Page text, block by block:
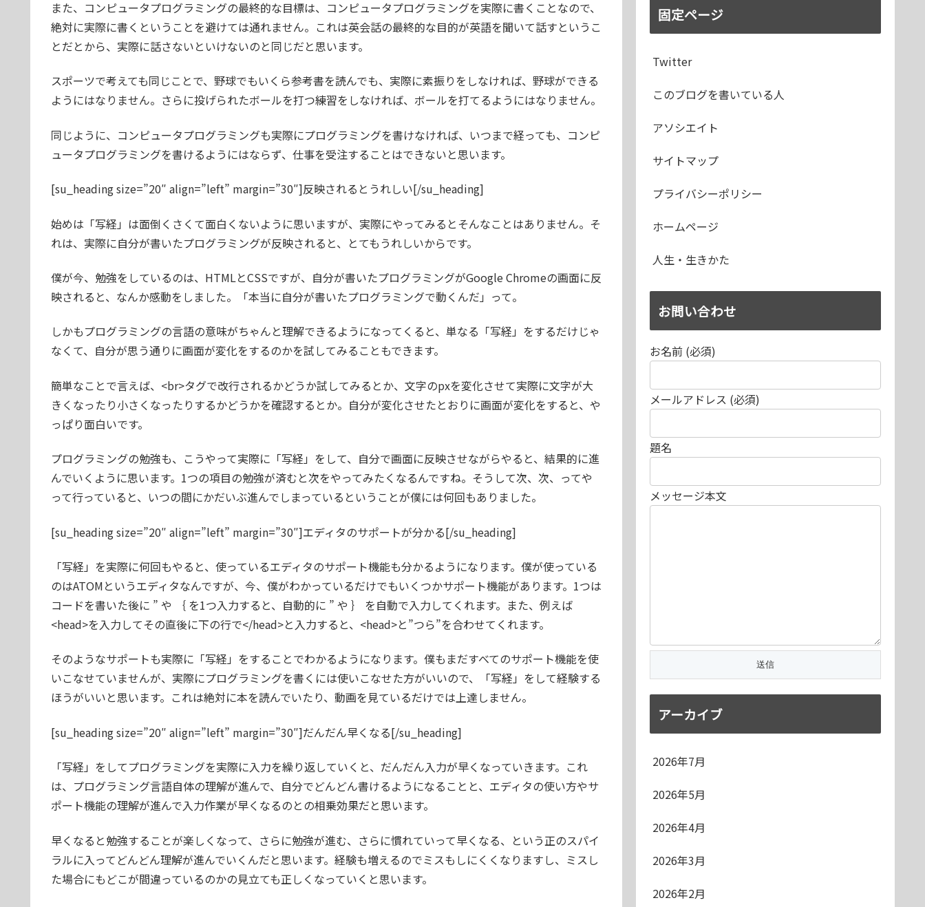
また、コンピュータプログラミングの最終的な目標は、コンピュータプログラミングを実際に書くことなので、
絶対に実際に書くということを避けては通れません。これは英会話の最終的な目的が英語を聞いて話すというこ
とだとから、実際に話さないといけないのと同じだと思います。
スポーツで考えても同じことで、野球でもいくら参考書を読んでも、実際に素振りをしなければ、野球ができる
ようにはなりません。さらに投げられたボールを打つ練習をしなければ、ボールを打てるようにはなりません。
同じように、コンピュータプログラミングも実際にプログラミングを書けなければ、いつまで経っても、コンピ
ュータプログラミングを書けるようにはならず、仕事を受注することはできないと思います。
[su_heading size=”20″ align=”left” margin=”30″]反映されるとうれしい[/su_heading]
始めは「写経」は面倒くさくて面白くないように思いますが、実際にやってみるとそんなことはありません。そ
れは、実際に自分が書いたプログラミングが反映されると、とてもうれしいからです。
僕が今、勉強をしているのは、HTMLとCSSですが、自分が書いたプログラミングがGoogle Chromeの画面に反
映されると、なんか感動をしました。「本当に自分が書いたプログラミングで動くんだ」って。
しかもプログラミングの言語の意味がちゃんと理解できるようになってくると、単なる「写経」をするだけじゃ
なくて、自分が思う通りに画面が変化をするのかを試してみることもできます。
簡単なことで言えば、<br>タグで改行されるかどうか試してみるとか、文字のpxを変化させて実際に文字が大
きくなったり小さくなったりするかどうかを確認するとか。自分が変化させたとおりに画面が変化をすると、や
っぱり面白いです。
プログラミングの勉強も、こうやって実際に「写経」をして、自分で画面に反映させながらやると、結果的に進
んでいくように思います。1つの項目の勉強が済むと次をやってみたくなるんですね。そうして次、次、ってや
って行っていると、いつの間にかだいぶ進んでしまっているということが僕には何回もありました。
[su_heading size=”20″ align=”left” margin=”30″]エディタのサポートが分かる[/su_heading]
「写経」を実際に何回もやると、使っているエディタのサポート機能も分かるようになります。僕が使っている
のはATOMというエディタなんですが、今、僕がわかっているだけでもいくつかサポート機能があります。1つは
コードを書いた後に ” や ｛ を1つ入力すると、自動的に ” や ｝ を自動で入力してくれます。また、例えば
<head>を入力してその直後に下の行で</head>と入力すると、<head>と”つら”を合わせてくれます。
そのようなサポートも実際に「写経」をすることでわかるようになります。僕もまだすべてのサポート機能を使
いこなせていませんが、実際にプログラミングを書くには使いこなせた方がいいので、「写経」をして経験する
ほうがいいと思います。これは絶対に本を読んでいたり、動画を見ているだけでは上達しません。
[su_heading size=”20″ align=”left” margin=”30″]だんだん早くなる[/su_heading]
「写経」をしてプログラミングを実際に入力を繰り返していくと、だんだん入力が早くなっていきます。これ
は、プログラミング言語自体の理解が進んで、自分でどんどん書けるようになることと、エディタの使い方やサ
ポート機能の理解が進んで入力作業が早くなるのとの相乗効果だと思います。
早くなると勉強することが楽しくなって、さらに勉強が進む、さらに慣れていって早くなる、という正のスパイ
ラルに入ってどんどん理解が進んでいくんだと思います。経験も増えるのでミスもしにくくなりますし、ミスし
た場合にもどこが間違っているのかの見立ても正しくなっていくと思います。
固定ページ
Twitter
このブログを書いている人
アソシエイト
サイトマップ
プライバシーポリシー
ホームページ
人生・生きかた
お問い合わせ
お名前 (必須)
メールアドレス (必須)
題名
メッセージ本文
アーカイブ
2026年7月
2026年5月
2026年4月
2026年3月
2026年2月